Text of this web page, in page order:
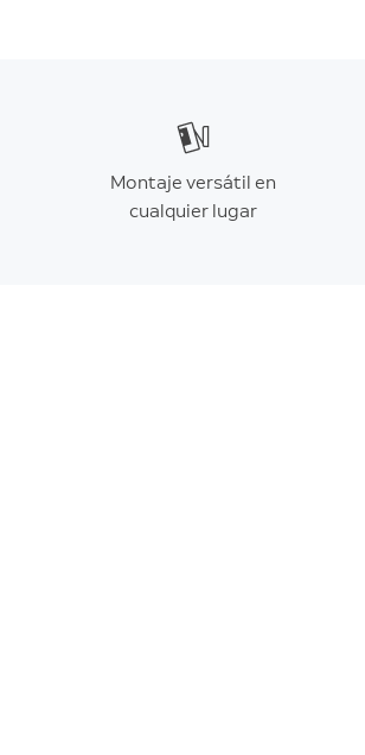
Montaje versátil en
cualquier lugar